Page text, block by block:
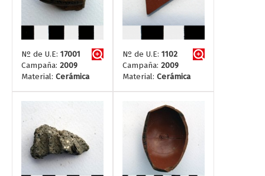
Nº de U.E: 17001
Campaña: 2009
Material: Cerámica
Nº de U.E: 1102
Campaña: 2009
Material: Cerámica